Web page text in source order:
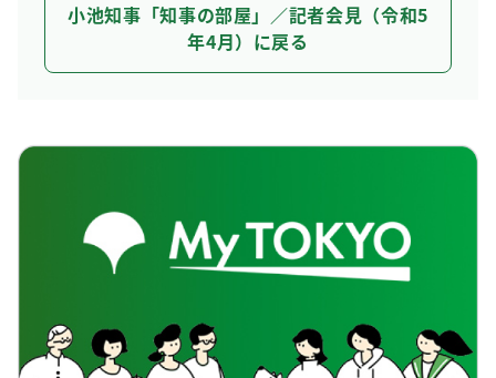
小池知事「知事の部屋」／記者会見（令和5
年4月）に戻る